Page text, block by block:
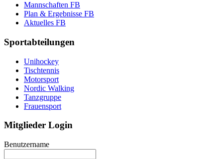
Mannschaften FB
Plan & Ergebnisse FB
Aktuelles FB
Sportabteilungen
Unihockey
Tischtennis
Motorsport
Nordic Walking
Tanzgruppe
Frauensport
Mitglieder Login
Benutzername